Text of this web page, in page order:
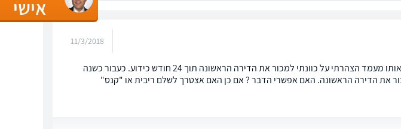
11/3/2018
במידה ויש לי דירה אחת ורכשתי דירה נוספת ובאותו מעמד הצהרתי על כוונתי למכור את הדירה הראשונה תוך 24 חודש כידוע. כעבור כשנה
את הדירה הראשונה. האם אפשרי הדבר ? אם כן האם אצטרך לשלם ריבית או "קנס"
אישי